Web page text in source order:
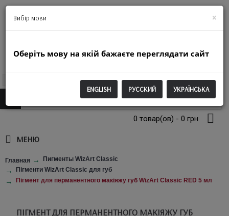
0 товар(ов) - 0 грн
МЕНЮ
Главная
Пигменты WizArt Classic
Пігменти WizArt Classic для губ
Пігмент для перманентного макіяжу губ WizArt Classic RED 5 мл
ПІГМЕНТ ДЛЯ ПЕРМАНЕНТНОГО МАКІЯЖУ ГУБ
Вибір мови ×
Оберіть мову на якій бажаєте переглядати сайт
ENGLISH РУССКИЙ УКРАЇНСЬКА